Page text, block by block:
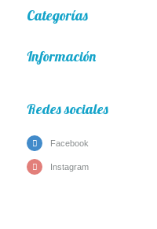
Categorías
Información
Redes sociales
Facebook
Instagram